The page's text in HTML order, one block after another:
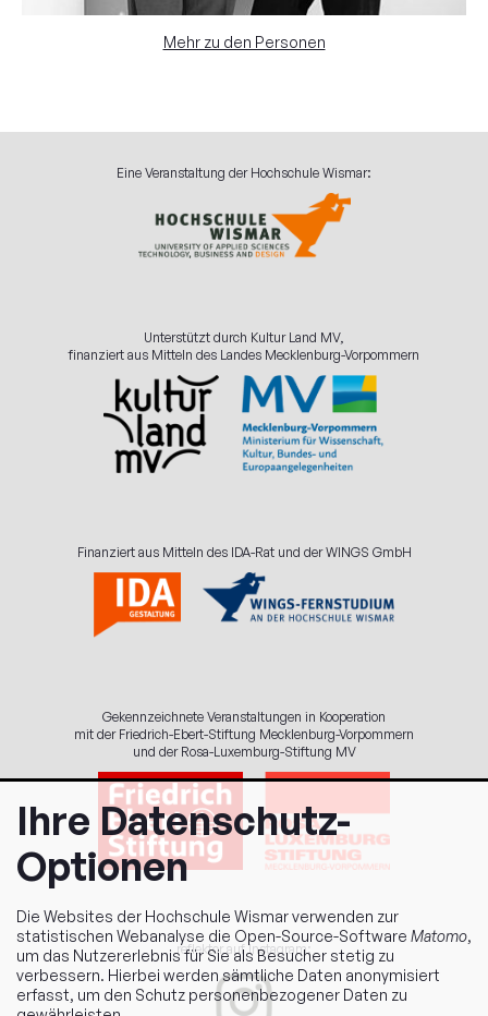
Ihre Datenschutz-
Optionen
Die Websites der Hochschule Wismar verwenden zur
statistischen Webanalyse die Open-Source-Software Matomo,
um das Nutzererlebnis für Sie als Besucher stetig zu
verbessern. Hierbei werden sämtliche Daten anonymisiert
erfasst, um den Schutz personenbezogener Daten zu
Mehr zu den Personen
Eine Veranstaltung der Hochschule Wismar:
Unterstützt durch Kultur Land MV,
finanziert aus Mitteln des Landes Mecklenburg-Vorpommern
Finanziert aus Mitteln des IDA-Rat und der WINGS GmbH
Gekennzeichnete Veranstaltungen in Kooperation
mit der Friedrich-Ebert-Stiftung Mecklenburg-Vorpommern
und der Rosa-Luxemburg-Stiftung MV
reflektor auf Instagram: